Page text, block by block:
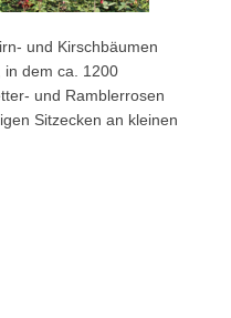
und Kirschbäumen
in dem ca. 1200
und Ramblerrosen
Sitzecken an kleinen